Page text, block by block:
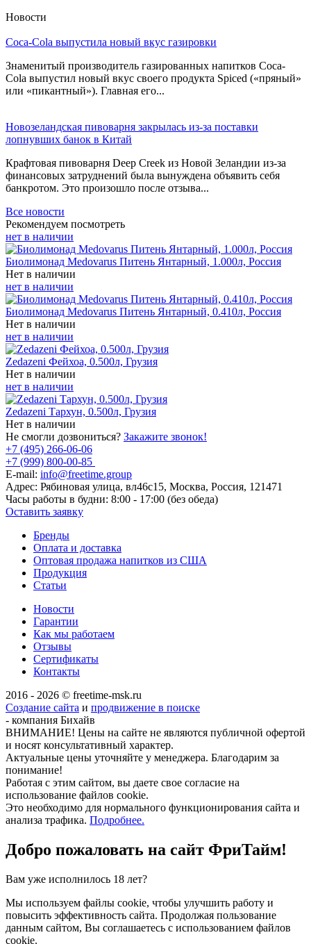
Новости
Coca-Cola выпустила новый вкус газировки
Знаменитый производитель газированных напитков Coca-
Cola выпустил новый вкус своего продукта Spiced («пряный»
или «пикантный»). Главная его...
Новозеландская пивоварня закрылась из-за поставки
лопнувших банок в Китай
Крафтовая пивоварня Deep Creek из Новой Зеландии из-за
финансовых затруднений была вынуждена объявить себя
банкротом. Это произошло после отзыва...
Все новости
Рекомендуем посмотреть
нет в наличии
Биолимонад Medovarus Питень Янтарный, 1.000л, Россия
Нет в наличии
нет в наличии
Биолимонад Medovarus Питень Янтарный, 0.410л, Россия
Нет в наличии
нет в наличии
Zedazeni Фейхоа, 0.500л, Грузия
Нет в наличии
нет в наличии
Zedazeni Тархун, 0.500л, Грузия
Нет в наличии
Не смогли дозвониться? Закажите звонок!
+7 (495) 266-06-06
+7 (999) 800-00-85
E-mail: info@freetime.group
Адрес: Рябиновая улица, вл46с15, Москва, Россия, 121471
Часы работы в будни: 8:00 - 17:00 (без обеда)
Оставить заявку
Бренды
Оплата и доставка
Оптовая продажа напитков из США
Продукция
Статьи
Новости
Гарантии
Как мы работаем
Отзывы
Сертификаты
Контакты
2016 - 2026 © freetime-msk.ru
Создание сайта и продвижение в поиске
- компания Бихайв
ВНИМАНИЕ! Цены на сайте не являются публичной офертой
и носят консультативный характер.
Актуальные цены уточняйте у менеджера. Благодарим за
понимание!
Работая с этим сайтом, вы даете свое согласие на
использование файлов cookie.
Это необходимо для нормального функционирования сайта и
анализа трафика. Подробнее.
Добро пожаловать на сайт ФриТайм!
Вам уже исполнилось 18 лет?
Мы используем файлы cookie, чтобы улучшить работу и
повысить эффективность сайта. Продолжая пользование
данным сайтом, Вы соглашаетесь с использованием файлов
cookie.